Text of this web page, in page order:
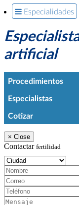
Especialidades
artificial
Procedimientos
Especialistas
Cotizar
× Close
Contactar fertilidad
Ciudad:
Nombre:
Correo:
Teléfono:
Mensaje: